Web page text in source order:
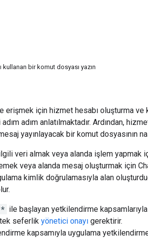
kullanan bir komut dosyası yazın
erişmek için hizmet hesabı oluşturma ve
adım anlatılmaktadır. Ardından,
yayınlayacak bir komut dosyasının
veri almak veya alanda işlem yapmak
veya alanda mesaj oluşturmak için
kimlik doğrulamasıyla alan
ile başlayan yetkilendirme
seferlik yönetici onayı gerektirir.
kapsamıyla uygulama